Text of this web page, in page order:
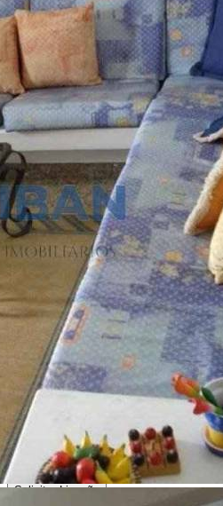
Entre em contato
Nome
E-mail
Telefone
Mensagem
Ao ENVIAR você concorda com os
Privacidade
enviar mensagem
converse pelowhatsapp
Ligamos para você
Nome
Telefone
Melhor horário para ligar
Ao ENVIAR você concorda com os
Privacidade
Solicitar Ligação